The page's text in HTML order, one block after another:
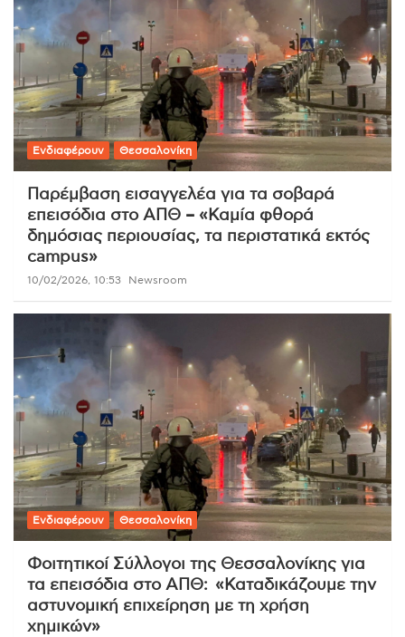
Ενδιαφέρουν Θεσσαλονίκη
Παρέμβαση εισαγγελέα για τα σοβαρά
επεισόδια στο ΑΠΘ – «Καμία φθορά
δημόσιας περιουσίας, τα περιστατικά εκτός
campus»
10/02/2026, 10:53 Newsroom
Ενδιαφέρουν Θεσσαλονίκη
Φοιτητικοί Σύλλογοι της Θεσσαλονίκης για
τα επεισόδια στο ΑΠΘ: «Καταδικάζουμε την
αστυνομική επιχείρηση με τη χρήση
χημικών»